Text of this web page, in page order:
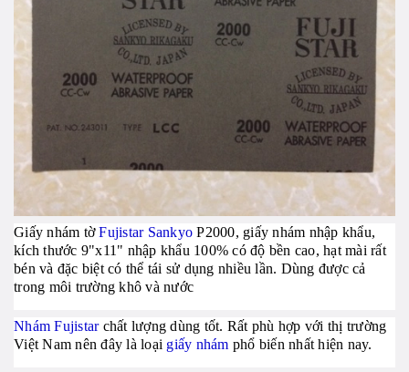
Giấy nhám tờFujistar Sankyo P2000, giấy nhám nhập khẩu,
kích thước 9"x11" nhập khẩu 100% có độ bền cao, hạt mài rất
bén và đặc biệt có thể tái sử dụng nhiều lần. Dùng được cả
trong môi trường khô và nước
Nhám Fujistarchất lượng dùng tốt. Rất phù hợp với thị trường
Việt Nam nên đây là loại giấy nhám phổ biến nhất hiện nay.